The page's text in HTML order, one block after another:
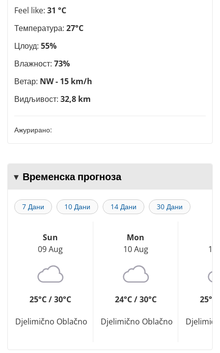
Feel like: 31 °C
Температура: 27°C
Цлоуд: 55%
Влажност: 73%
Ветар: NW - 15 km/h
Видљивост: 32,8 km
Ажурирано:
Временска прогноза
7 Дани 10 Дани 14 Дани 30 Дани
Sun
09 Aug
25°C / 30°C
Djelimično Oblačno
Mon
10 Aug
24°C / 30°C
Djelimično Oblačno
11
25°C